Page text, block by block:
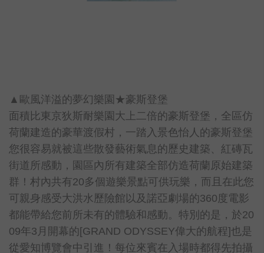
▲歐風洋溢的夢幻樂園★豪斯登堡
面積比東京狄斯耐樂園大上二倍的豪斯登堡，全區仿
荷蘭建造的豪華渡假村，一踏入景色怡人的豪斯登堡
您很容易就被這些散發藝術氣息的歷史建築、紅磚瓦
街道所感動，園區內所有建築全部仿造荷蘭原始建築
群！村內共有20多個遊樂景點可供玩樂，而且在此您
可親身感受大洪水歷險館以及諾亞劇場的360度電影
都能帶給您前所未有的體驗和感動。特別的是，於20
09年3月開幕的[GRAND ODYSSEY偉大的航程]也是
從愛知博覽會中引進！每位來賓在入場時都得先拍攝